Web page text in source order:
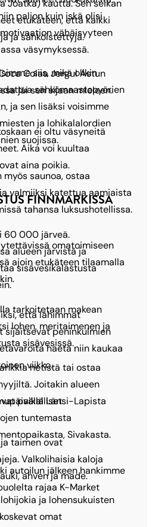
paljon kuin iskä olisi
vähäisyyteen
väsymyksessä.
Colaa Jergul Astun
jäi sen sijaan mieleen.
ei oltu väsyneitä
Aika voi kuultaa
aina poikia.
FINNMARKISSA
60 000 järveä.
alueen järvistä ja
sisävesikalastusta
tarkoitetaan makean
lohen, meritaimenen ja
sisävesissä.
netistä tai ostaa
Joitakin alueen
paikalliset
taimen ovat
Valkolihaisia kaloja
ahven ja made.
ja lohensukuisten
omat
Joatka) kautta. Sen seikan
etukäteen, että kaikki
ja sähköistettyjä.
siis, mikä olikin
sähkömaastopyörien
ja sen lisäksi voisimme
ja lohikalalordien
suojissa.
saunoa, ostaa
valmiiksi katettua aamiaista
tahansa luksushotellissa.
omatoimiseen
ajoin etukäteen tilaamalla
että lähimmät
sijaitsevat peninkulmien
haeta niin kaukaa
viikko.
Länsi-Lapista
tuntemasta
Sivakasta.
autoilun jälkeen hankimme
rajaa K-Market